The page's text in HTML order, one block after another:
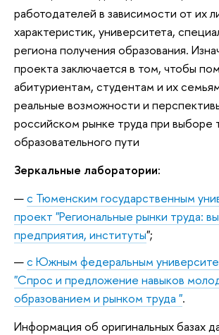
работодателей в зависимости от их
характеристик, университета,
региона получения образования.
проекта заключается в том, чтобы
абитуриентам, студентам и их
реальные возможности и
российском рынке труда при выборе
образовательного пути
Зеркальные лаборатории:
с Тюменским государственным
проект "Региональные рынки труда:
предприятия, институты";
с Южным федеральным
"Спрос и предложение навыков
образованием и рынком труда ".
Информация об оригинальных базах